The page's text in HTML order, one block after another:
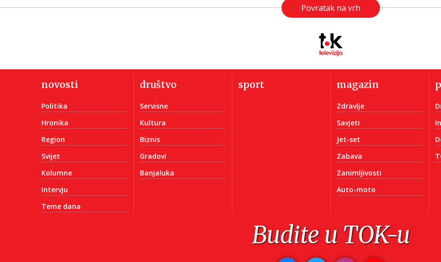
Povratak na vrh
novosti
Politika
Hronika
Region
Svijet
Kolumne
Intervju
Teme dana
društvo
Servisne
Kultura
Biznis
Gradovi
Banjaluka
sport magazin
Zdravlje
Savjeti
Jet-set
Zabava
Zanimljivosti
Auto-moto
Budite u TOK-u